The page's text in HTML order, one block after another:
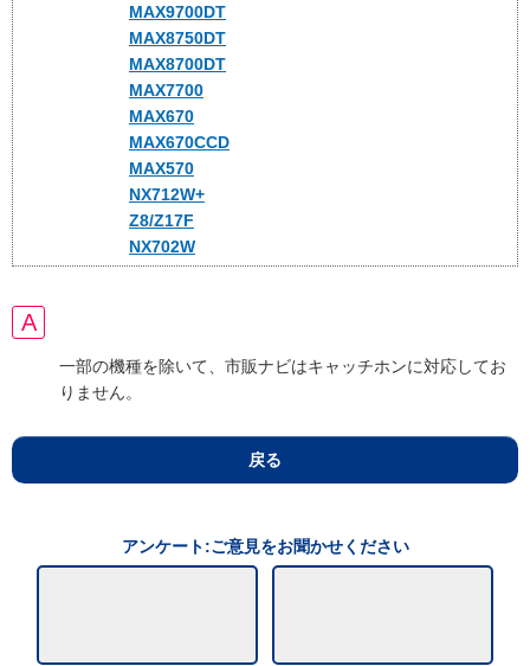
MAX9700DT
MAX8750DT
MAX8700DT
MAX7700
MAX670
MAX670CCD
MAX570
NX712W+
Z8/Z17F
NX702W
一部の機種を除いて、市販ナビはキャッチホンに対応してお
りません。
戻る
アンケート:ご意見をお聞かせください